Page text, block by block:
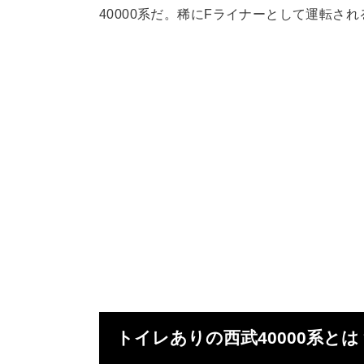
40000系だ。稀にFライナーとして運転され
トイレありの西武40000系とは